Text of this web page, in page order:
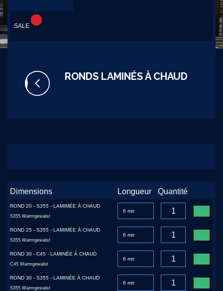
SALE
RONDS LAMINÉS À CHAUD
Dimensions Longueur Quantité
ROND 20 - S355 - LAMIMÉE À CHAUD
S355 Warmgewalst
ROND 25 - S355 - LAMIMÉE À CHAUD
S355 Warmgewalst
ROND 30 - C45 - LAMINÉE À CHAUD
C45 Warmgewalst
ROND 30 - S355 - LAMINÉE À CHAUD
S355 Warmgewalst